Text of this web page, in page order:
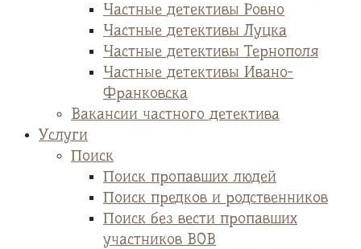
Частные детективы Ровно
Частные детективы Луцка
Частные детективы Тернополя
Частные детективы Ивано-
Франковска
Вакансии частного детектива
Услуги
Поиск
Поиск пропавших людей
Поиск предков и родственников
Поиск без вести пропавших
участников ВОВ